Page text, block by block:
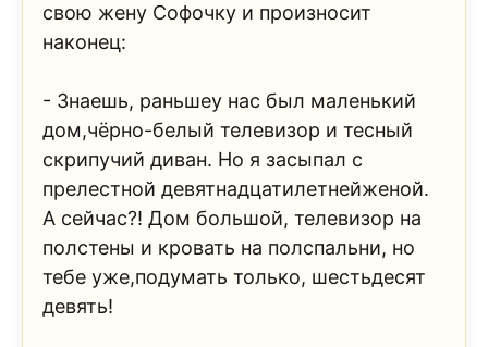
свою жену Софочку и произносит
наконец:
- Знаешь, раньшеу нас был маленький
дом,чёрно-белый телевизор и тесный
скрипучий диван. Но я засыпал с
прелестной девятнадцатилетнейженой.
А сейчас?! Дом большой, телевизор на
полстены и кровать на полспальни, но
тебе уже,подумать только, шестьдесят
девять!